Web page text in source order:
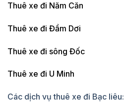
Thuê xe đi Năm Căn
Thuê xe đi Đầm Dơi
Thuê xe đi sông Đốc
Thuê xe đi U Minh
Các dịch vụ thuê xe đi Bạc liêu: